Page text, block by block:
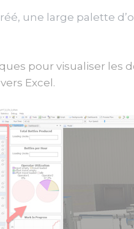
une large palette
pour visualiser les
Excel.